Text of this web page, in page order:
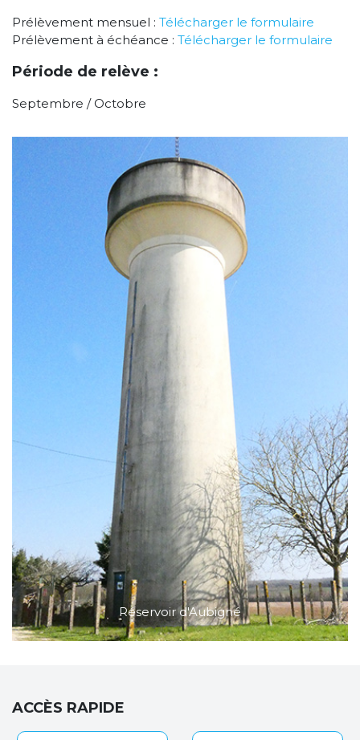
Prélèvement mensuel : Télécharger le formulaire
Prélèvement à échéance : Télécharger le formulaire
Période de relève :
Septembre / Octobre
Réservoir d'Aubigné
ACCÈS RAPIDE